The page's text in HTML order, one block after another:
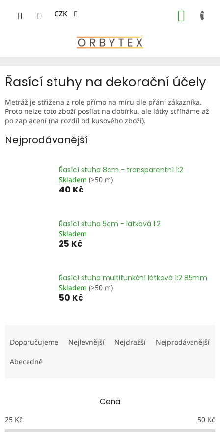
CZK
Řasící stuhy na dekorační účely
Metráž je střižena z role přímo na míru dle přání zákazníka.
Proto nelze toto zboží posílat na dobírku, ale látky stříháme až
po zaplacení (na rozdíl od kusového zboží).
Nejprodávanější
Řasící stuha 8cm - transparentní 1:2
Skladem (>50 m)
40 Kč
Řasící stuha 5cm - látková 1:2
Skladem
25 Kč
Řasící stuha multifunkční látková 1:2 85mm
Skladem (>50 m)
50 Kč
a
e
o
d
Doporučujeme Nejlevnější Nejdražší Nejprodávanější
Abecedně
Cena
25 Kč 50 Kč